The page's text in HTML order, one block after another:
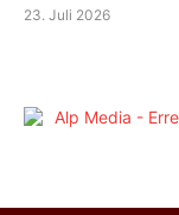
23. Juli 2026